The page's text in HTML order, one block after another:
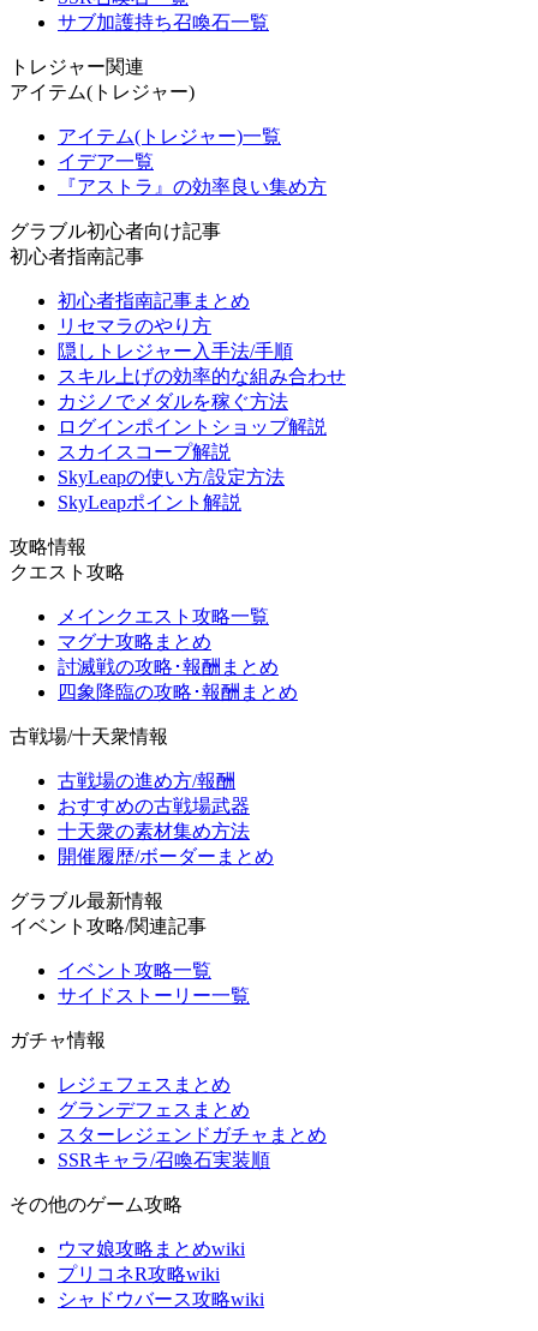
サブ加護持ち召喚石一覧
トレジャー関連
アイテム(トレジャー)
アイテム(トレジャー)一覧
イデア一覧
『アストラ』の効率良い集め方
グラブル初心者向け記事
初心者指南記事
初心者指南記事まとめ
リセマラのやり方
隠しトレジャー入手法/手順
スキル上げの効率的な組み合わせ
カジノでメダルを稼ぐ方法
ログインポイントショップ解説
スカイスコープ解説
SkyLeapの使い方/設定方法
SkyLeapポイント解説
攻略情報
クエスト攻略
メインクエスト攻略一覧
マグナ攻略まとめ
討滅戦の攻略･報酬まとめ
四象降臨の攻略･報酬まとめ
古戦場/十天衆情報
古戦場の進め方/報酬
おすすめの古戦場武器
十天衆の素材集め方法
開催履歴/ボーダーまとめ
グラブル最新情報
イベント攻略/関連記事
イベント攻略一覧
サイドストーリー一覧
ガチャ情報
レジェフェスまとめ
グランデフェスまとめ
スターレジェンドガチャまとめ
SSRキャラ/召喚石実装順
その他のゲーム攻略
ウマ娘攻略まとめwiki
プリコネR攻略wiki
シャドウバース攻略wiki